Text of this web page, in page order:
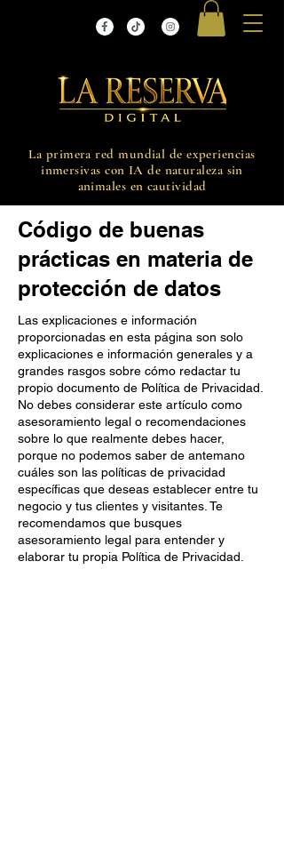
La primera red mundial de experiencias
inmersivas con IA de naturaleza sin
animales en cautividad
Código de buenas
prácticas en materia de
protección de datos
Las explicaciones e información
proporcionadas en esta página son solo
explicaciones e información generales y a
grandes rasgos sobre cómo redactar tu
propio documento de Política de Privacidad.
No debes considerar este artículo como
asesoramiento legal o recomendaciones
sobre lo que realmente debes hacer,
porque no podemos saber de antemano
cuáles son las políticas de privacidad
específicas que deseas establecer entre tu
negocio y tus clientes y visitantes. Te
recomendamos que busques
asesoramiento legal para entender y
elaborar tu propia Política de Privacidad.